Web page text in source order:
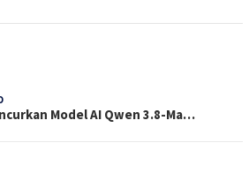
Model AI Qwen 3.8-Ma…